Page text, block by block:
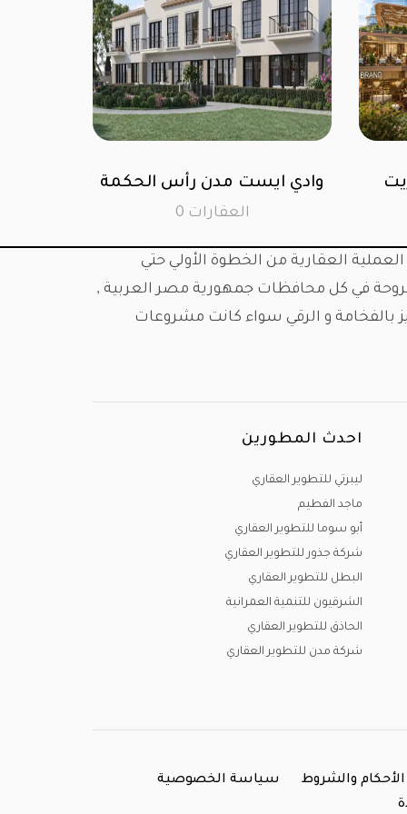
وادي ايست
سيتي ستارز بارك ستريت
القاهرة الجديدة
العقارية من الخطوة الأولي حتي
في كل محافظات جمهورية مصر العربية ,
بالفخامة و الرقي سواء كانت مشروعات
و الإشراف علي تنفيذها بإختلاف أنماطها (
فرص كثيرة في العديد من المجالات و
السكانية و القضاء علي هذه الظاهرة
علي أرض مصر بإستثمارات مالية ضخمة و هائلة و
و التقسيمات الداخلية و الخدمات ,بطفرة
احدث المطورين
ليبرتي للتطوير العقاري
ماجد الفطيم
أبو سوما للتطوير العقاري
شركة جذور للتطوير العقاري
البطل للتطوير العقاري
الشرقيون للتنمية العمرانية
الحاذق للتطوير العقاري
شركة مدن للتطوير العقاري
الأحكام والشروط
سياسة الخصوصية